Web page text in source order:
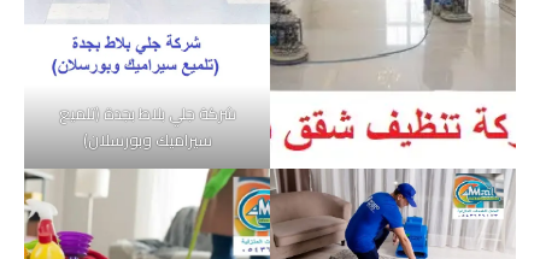
شركة جلي بلاط بجدة (تلميع
سيراميك وبورسلان)